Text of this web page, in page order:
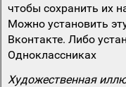
чтобы сохранить их
Можно установить
Вконтакте. Либо
Одноклассниках
Художественная